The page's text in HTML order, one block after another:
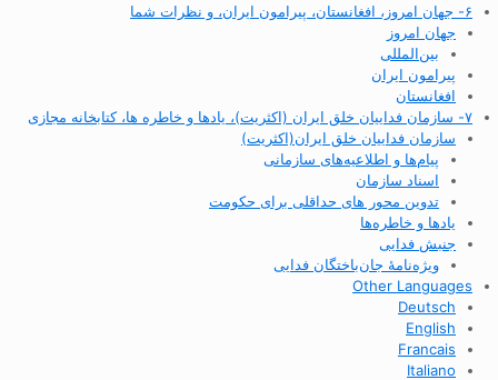
۶- جهان امروز، افغانستان، پیرامون ایران، و نظرات شما
جهان امروز
بین‌المللی
پیرامون ایران
افغانستان
۷- سازمان فداییان خلق ایران (اکثریت)، یادها و خاطره ها، کتابخانه مجازی
سازمان فداییان خلق ایران(اکثریت)
پیام‌ها و اطلاعیه‌های سازمانی
اسناد سازمان
تدوین محور های حداقلی برای حکومت
یادها و خاطره‌ها
جنبش فدایی
ویژه‌نامهٔ جان‌باختگان فدایی
Other Languages
Deutsch
English
Francais
Italiano